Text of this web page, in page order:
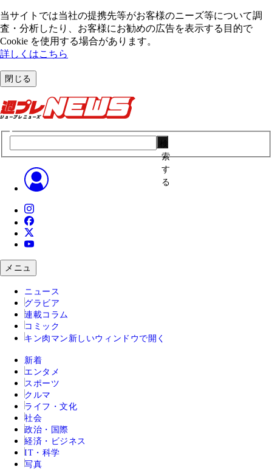
当サイトでは当社の提携先等がお客様のニーズ等について調
査・分析したり、お客様にお勧めの広告を表⽰する⽬的で
Cookie を使⽤する場合があります。
詳しくはこちら
閉じる
索
す
る
メニュ
ニュース
グラビア
連載コラム
コミック
キン肉マン 新しいウィンドウで開く
新着
エンタメ
スポーツ
クルマ
ライフ・文化
社会
政治・国際
経済・ビジネス
IT・科学
写真